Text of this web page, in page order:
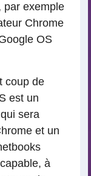
par exemple
Chrome
OS
coup de
est un
sera
et un
à